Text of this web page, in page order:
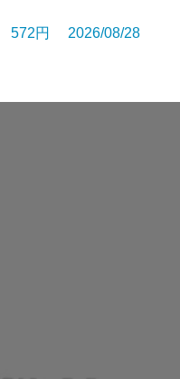
572円 2026/08/28